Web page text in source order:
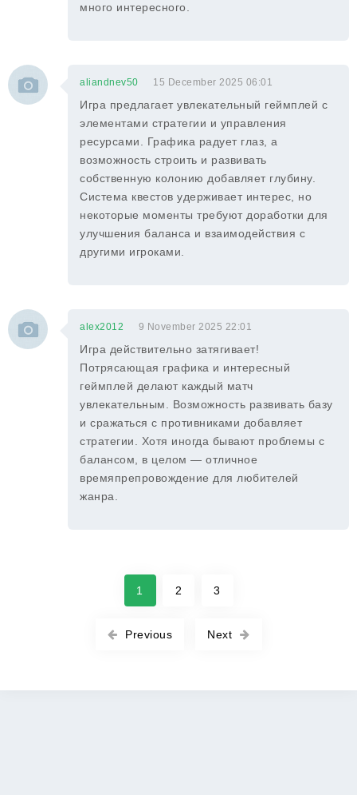
много интересного.
aliandnev50 15 December 2025 06:01
Игра предлагает увлекательный геймплей с
элементами стратегии и управления
ресурсами. Графика радует глаз, а
возможность строить и развивать
собственную колонию добавляет глубину.
Система квестов удерживает интерес, но
некоторые моменты требуют доработки для
улучшения баланса и взаимодействия с
другими игроками.
alex2012 9 November 2025 22:01
Игра действительно затягивает!
Потрясающая графика и интересный
геймплей делают каждый матч
увлекательным. Возможность развивать базу
и сражаться с противниками добавляет
стратегии. Хотя иногда бывают проблемы с
балансом, в целом — отличное
времяпрепровождение для любителей
жанра.
Previous
1 2 3
Next